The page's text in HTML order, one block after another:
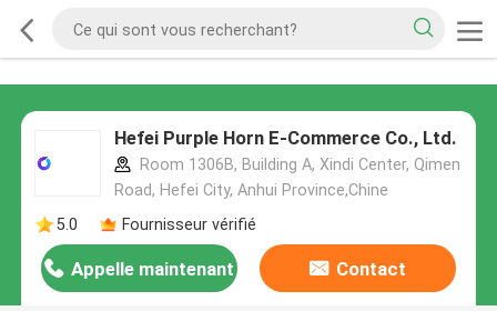
Hefei Purple Horn E-Commerce Co., Ltd.
Room 1306B, Building A, Xindi Center, Qimen
Road, Hefei City, Anhui Province,Chine
5.0
Fournisseur vérifié
Appelle maintenant Contact